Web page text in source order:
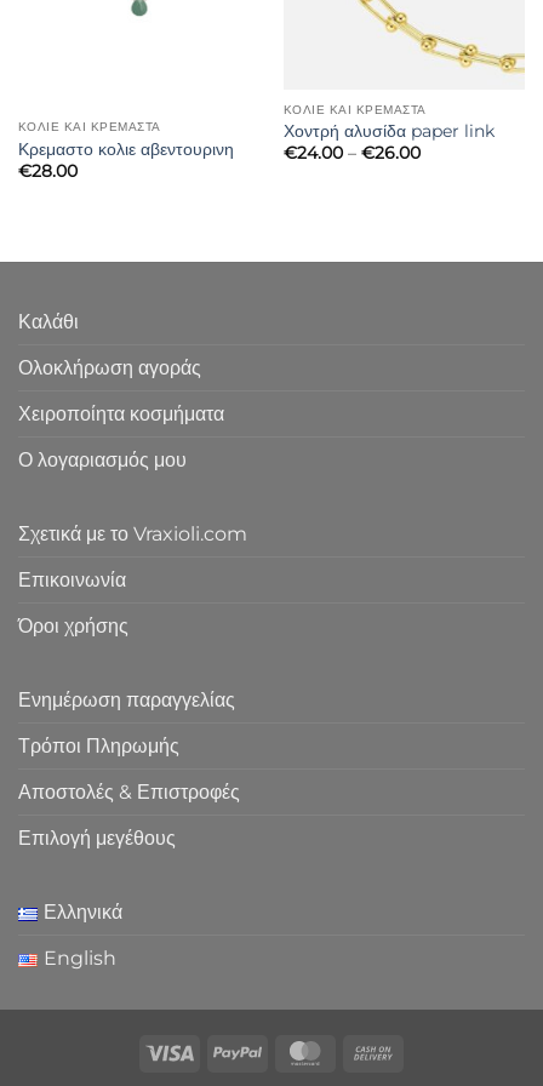
ΚΟΛΙΈ ΚΑΙ ΚΡΕΜΑΣΤΆ
Κρεμαστο κολιε αβεντουρινη
€28.00
ΚΟΛΙΈ ΚΑΙ ΚΡΕΜΑΣΤΆ
Χοντρή αλυσίδα paper link
€24.00 – €26.00Price
Καλάθι
Ολοκλήρωση αγοράς
Χειροποίητα κοσμήματα
Ο λογαριασμός μου
Σχετικά με το Vraxioli.com
Επικοινωνία
Όροι χρήσης
Ενημέρωση παραγγελίας
Τρόποι Πληρωμής
Αποστολές & Επιστροφές
Επιλογή μεγέθους
Ελληνικά
English
Visa PayPal MasterCard